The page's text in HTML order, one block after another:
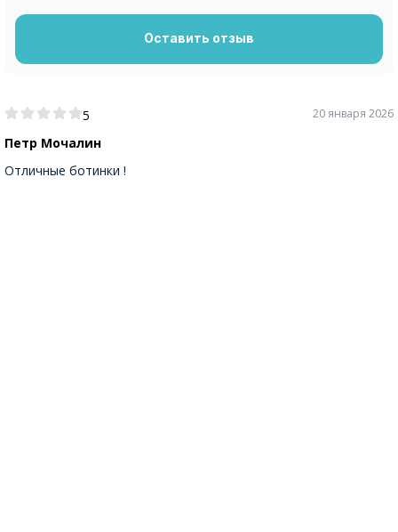
5
Петр Мочалин
20 января 2026
Отличные ботинки !
Оставить отзыв